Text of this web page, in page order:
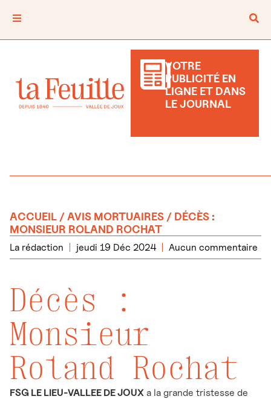
VOTRE
PUBLICITÉ EN
LIGNE ET DANS
LE JOURNAL
ACCUEIL /AVIS MORTUAIRES / DÉCÈS :
MONSIEUR ROLAND ROCHAT
La rédaction jeudi 19 Déc 2024 Aucun commentaire
Décès :
Monsieur
Roland Rochat
FSG LE LIEU-VALLEE DE JOUX a la grande tristesse de